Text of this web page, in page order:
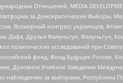
Отношений, MEDIA
за Демократические Выборы,
Всемирный конгресс украинцев,
Дафа, Друзья Фалуньгун, Фалуньгун,
политических исследований при
фонд, Фонд Будущее России,
Духовное Учебное Заведение
наблюдению за выборами,